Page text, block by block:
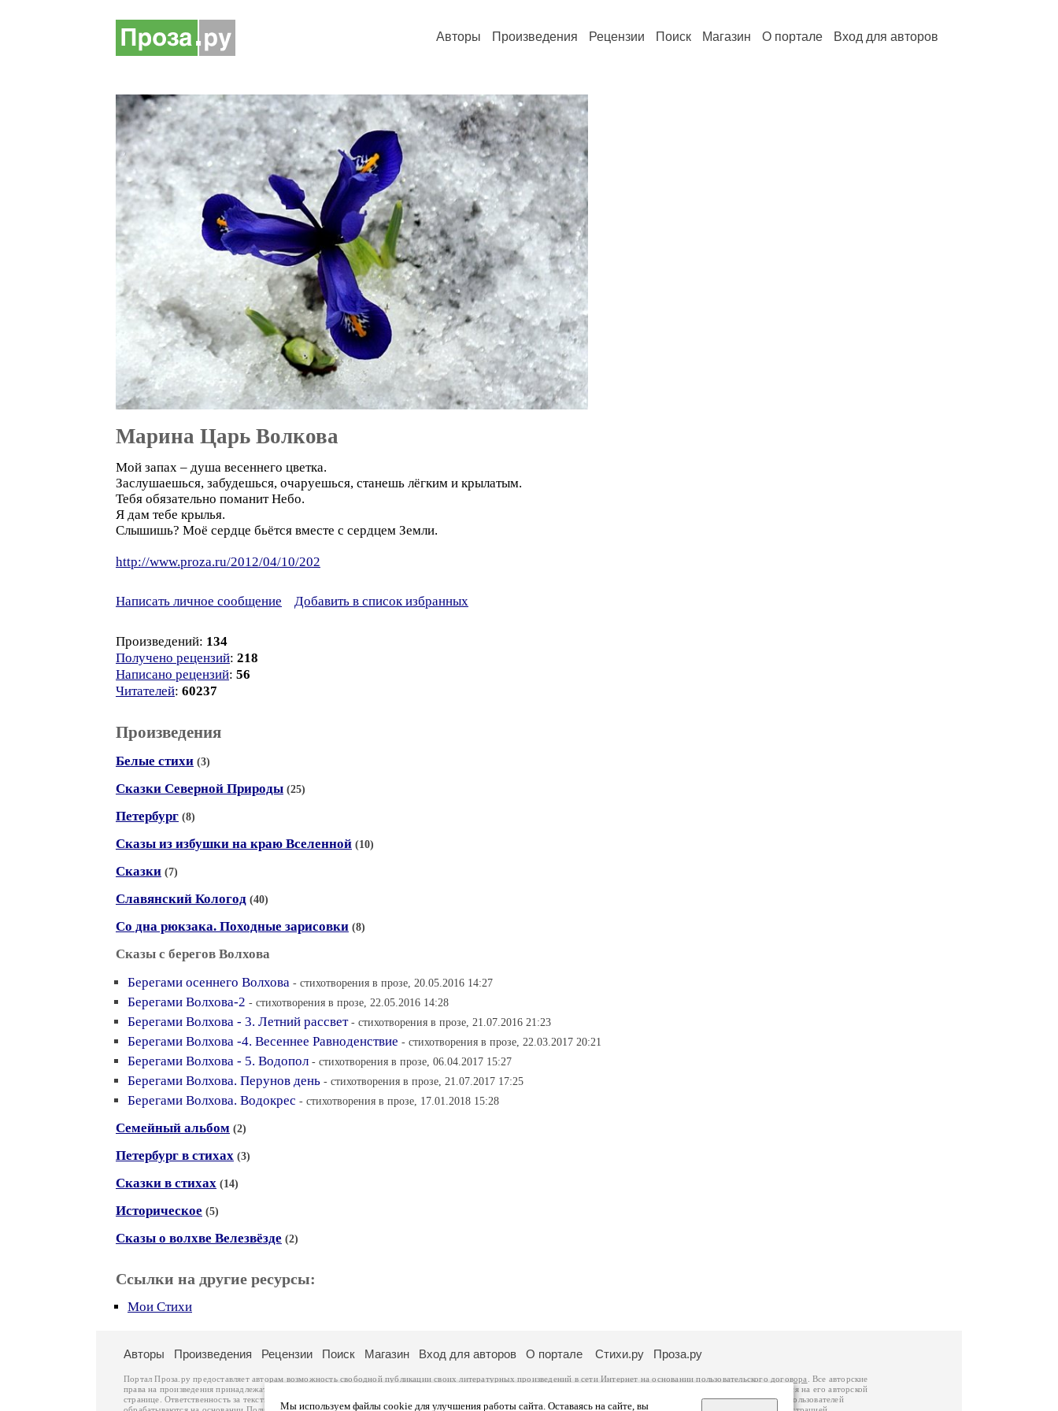
Авторы Произведения Рецензии Поиск Магазин О портале Вход для авторов
Марина Царь Волкова
Мой запах – душа весеннего цветка.
Заслушаешься, забудешься, очаруешься, станешь лёгким и крылатым.
Тебя обязательно поманит Небо.
Я дам тебе крылья.
Слышишь? Моё сердце бьётся вместе с сердцем Земли.
http://www.proza.ru/2012/04/10/202
Написать личное сообщение Добавить в список избранных
Произведений: 134
Получено рецензий: 218
Написано рецензий: 56
Читателей: 60237
Произведения
Белые стихи (3)
Сказки Северной Природы (25)
Петербург (8)
Сказы из избушки на краю Вселенной (10)
Сказки (7)
Славянский Кологод (40)
Со дна рюкзака. Походные зарисовки (8)
Сказы с берегов Волхова
Берегами осеннего Волхова - стихотворения в прозе, 20.05.2016 14:27
Берегами Волхова-2 - стихотворения в прозе, 22.05.2016 14:28
Берегами Волхова - 3. Летний рассвет - стихотворения в прозе, 21.07.2016 21:23
Берегами Волхова -4. Весеннее Равноденствие - стихотворения в прозе, 22.03.2017 20:21
Берегами Волхова - 5. Водопол - стихотворения в прозе, 06.04.2017 15:27
Берегами Волхова. Перунов день - стихотворения в прозе, 21.07.2017 17:25
Берегами Волхова. Водокрес - стихотворения в прозе, 17.01.2018 15:28
Семейный альбом (2)
Петербург в стихах (3)
Сказки в стихах (14)
Историческое (5)
Сказы о волхве Велезвёзде (2)
Ссылки на другие ресурсы:
Мои Стихи
Мы используем файлы cookie для улучшения работы сайта. Оставаясь на сайте, вы
Авторы Произведения Рецензии Поиск Магазин Вход для авторов О портале Стихи.ру Проза.ру
Портал Проза.ру предоставляет авторам возможность свободной публикации своих литературных произведений в сети Интернет на основаниипользовательского договора
. Все авторские
права на произведения принадлежат авторам и охраняются
. Перепечатка произведений возможна только с согласия его автора, к которому вы можете обратиться на его авторской
странице. Ответственность за тексты произведений авторы несут самостоятельно на основании
законодательства Российской Федерации. Данные пользователей